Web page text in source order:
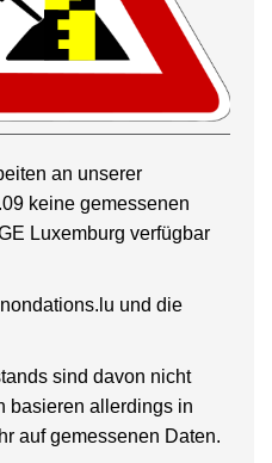
an unserer
keine gemessenen
Luxemburg verfügbar
und die
sind davon nicht
basieren allerdings in
auf gemessenen Daten.